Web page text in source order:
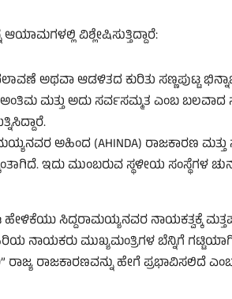
ವಿಶ್ಲೇಷಿಸುತ್ತಿದ್ದಾರೆ:
ಅಥವಾ ಆಡಳಿತದ ಕುರಿತು ಸಣ್ಣಪುಟ್ಟ
ಅಂತಿಮ ಮತ್ತು ಅದು ಸರ್ವಸಮ್ಮತ ಎಂಬ ಬಲವಾದ
ಅಹಿಂದ (AHINDA) ರಾಜಕಾರಣ
ಇದು ಮುಂಬರುವ ಸ್ಥಳೀಯ ಸಂಸ್ಥೆಗಳ
ಸಿದ್ದರಾಮಯ್ಯನವರ ನಾಯಕತ್ವಕ್ಕೆ
ಮುಖ್ಯಮಂತ್ರಿಗಳ ಬೆನ್ನಿಗೆ ಗಟ್ಟಿಯಾಗಿ
ರಾಜಕಾರಣವನ್ನು ಹೇಗೆ ಪ್ರಭಾವಿಸಲಿದೆ